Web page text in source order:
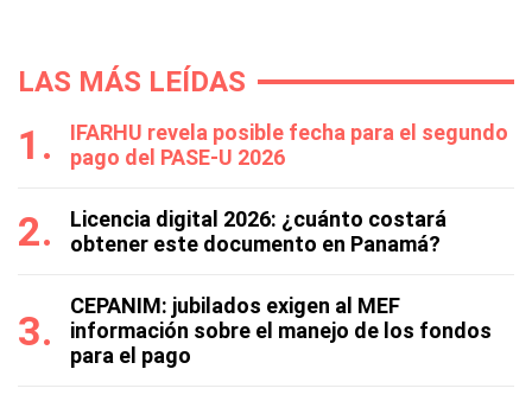
LAS MÁS LEÍDAS
IFARHU revela posible fecha para el segundo
pago del PASE-U 2026
Licencia digital 2026: ¿cuánto costará
obtener este documento en Panamá?
CEPANIM: jubilados exigen al MEF
información sobre el manejo de los fondos
para el pago